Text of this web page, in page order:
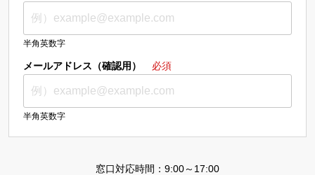
半角英数字
メールアドレス（確認用） 必須
半角英数字
窓口対応時間：9:00～17:00